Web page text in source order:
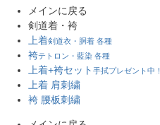
メインに戻る
剣道着・袴
上着剣道衣・胴着 各種
袴テトロン・藍染 各種
上着+袴セット 手拭プレゼント中！
上着 肩刺繍
袴 腰板刺繍